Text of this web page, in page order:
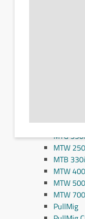
Fronius
Fronius
MTG
MTG
MTW
MTB
MTW
MTW
MTW
PullMig